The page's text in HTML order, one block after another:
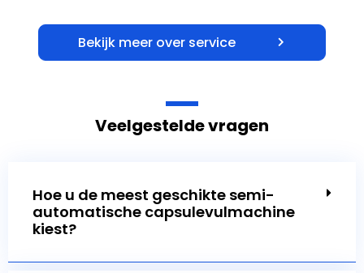
Bekijk meer over service
Hoe u de meest geschikte semi-
automatische capsulevulmachine